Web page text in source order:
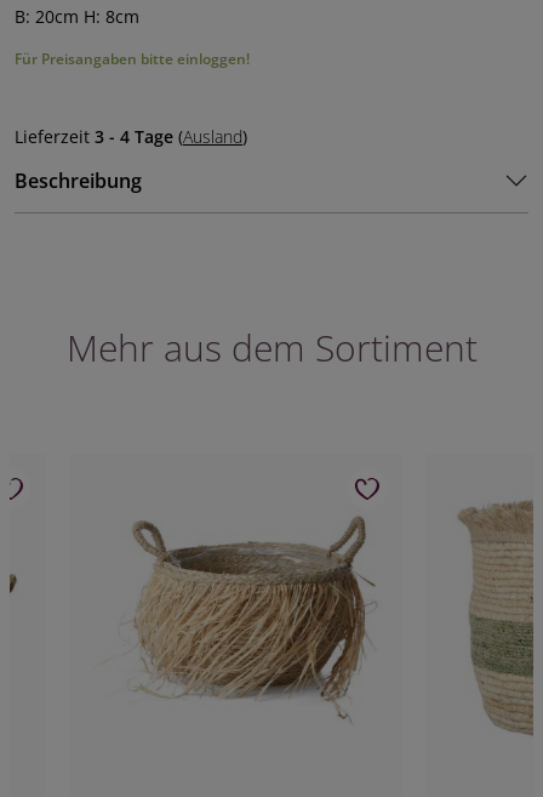
B: 20cm H: 8cm
Für Preisangaben bitte einloggen!
Lieferzeit 3 - 4 Tage (Ausland)
Beschreibung
Mehr aus dem Sortiment